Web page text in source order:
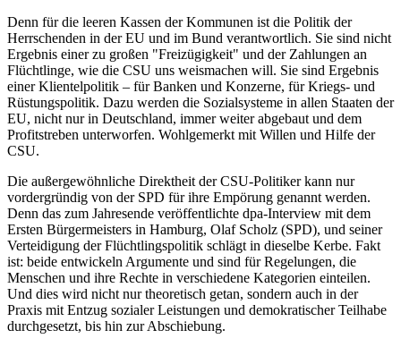
Denn für die leeren Kassen der Kommunen ist die Politik der
Herrschenden in der EU und im Bund verantwortlich. Sie sind nicht
Ergebnis einer zu großen "Freizügigkeit" und der Zahlungen an
Flüchtlinge, wie die CSU uns weismachen will. Sie sind Ergebnis
einer Klientelpolitik – für Banken und Konzerne, für Kriegs- und
Rüstungspolitik. Dazu werden die Sozialsysteme in allen Staaten der
EU, nicht nur in Deutschland, immer weiter abgebaut und dem
Profitstreben unterworfen. Wohlgemerkt mit Willen und Hilfe der
CSU.
Die außergewöhnliche Direktheit der CSU-Politiker kann nur
vordergründig von der SPD für ihre Empörung genannt werden.
Denn das zum Jahresende veröffentlichte dpa-Interview mit dem
Ersten Bürgermeisters in Hamburg, Olaf Scholz (SPD), und seiner
Verteidigung der Flüchtlingspolitik schlägt in dieselbe Kerbe. Fakt
ist: beide entwickeln Argumente und sind für Regelungen, die
Menschen und ihre Rechte in verschiedene Kategorien einteilen.
Und dies wird nicht nur theoretisch getan, sondern auch in der
Praxis mit Entzug sozialer Leistungen und demokratischer Teilhabe
durchgesetzt, bis hin zur Abschiebung.